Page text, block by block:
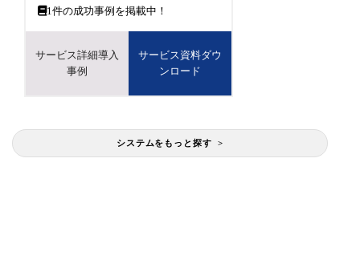
1件の成功事例を掲載中！
サービス詳細導入
事例
サービス資料ダウ
ンロード
システムをもっと探す >